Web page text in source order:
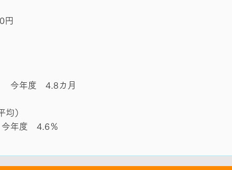
円
年度 4.8カ月
均）
年度 4.6％